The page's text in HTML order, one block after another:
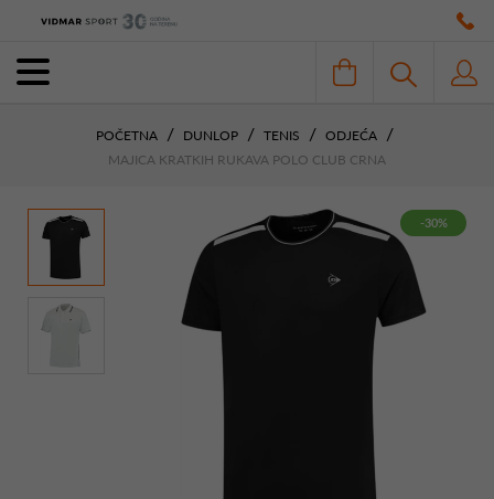
POČETNA DUNLOP TENIS
ODJEĆA
MAJICA KRATKIH RUKAVA POLO CLUB CRNA
-30%